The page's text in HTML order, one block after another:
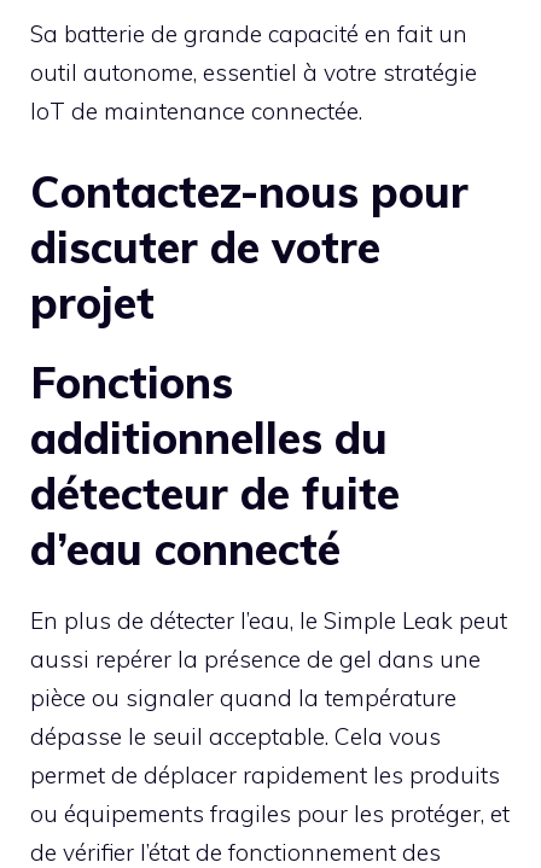
Sa batterie de grande capacité en fait un
outil autonome, essentiel à votre stratégie
IoT de maintenance connectée.
Contactez-nous pour
discuter de votre
projet
Fonctions
additionnelles du
détecteur de fuite
d’eau connecté
En plus de détecter l’eau, le Simple Leak peut
aussi repérer la présence de gel dans une
pièce ou signaler quand la température
dépasse le seuil acceptable. Cela vous
permet de déplacer rapidement les produits
ou équipements fragiles pour les protéger, et
de vérifier l’état de fonctionnement des